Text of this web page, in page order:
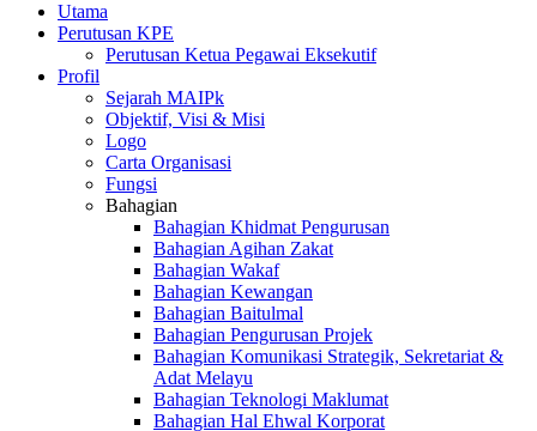
Utama
Perutusan KPE
Perutusan Ketua Pegawai Eksekutif
Profil
Sejarah MAIPk
Objektif, Visi & Misi
Logo
Carta Organisasi
Fungsi
Bahagian
Bahagian Khidmat Pengurusan
Bahagian Agihan Zakat
Bahagian Wakaf
Bahagian Kewangan
Bahagian Baitulmal
Bahagian Pengurusan Projek
Bahagian Komunikasi Strategik, Sekretariat &
Adat Melayu
Bahagian Teknologi Maklumat
Bahagian Hal Ehwal Korporat